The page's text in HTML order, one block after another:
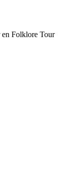
en Folklore Tour